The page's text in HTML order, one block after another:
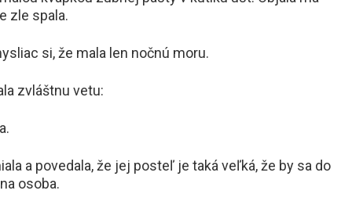
zle spala.
si, že mala len nočnú moru.
zvláštnu vetu:
a povedala, že jej posteľ je taká veľká, že by sa do
osoba.